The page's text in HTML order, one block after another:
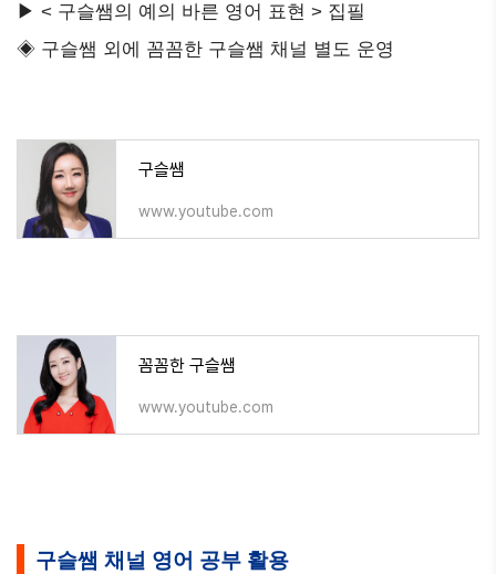
▶ < 구슬쌤의 예의 바른 영어 표현 > 집필
◈ 구슬쌤 외에 꼼꼼한 구슬쌤 채널 별도 운영
구슬쌤
www.youtube.com
꼼꼼한 구슬쌤
www.youtube.com
구슬쌤 채널 영어 공부 활용